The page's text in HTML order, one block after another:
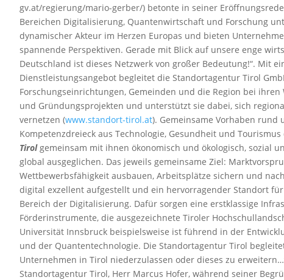
gv.at/regierung/mario-gerber/) betonte in seiner
Bereichen Digitalisierung, Quantenwirtschaft und Forschung
dynamischer Akteur im Herzen Europas und bieten
spannende Perspektiven. Gerade mit Blick auf unsere enge
Deutschland ist dieses Netzwerk von großer Bedeutung!“. Mit
Dienstleistungsangebot begleitet die Standortagentur Tirol
Forschungseinrichtungen, Gemeinden und die Region bei
und Gründungsprojekten und unterstützt sie dabei, sich
vernetzen (www.standort-tirol.at). Gemeinsame Vorhaben rund
Kompetenzdreieck aus Technologie, Gesundheit und
Tirolgemeinsam mit ihnen ökonomisch und ökologisch, sozial
global ausgeglichen. Das jeweils gemeinsame Ziel:
Wettbewerbsfähigkeit ausbauen, Arbeitsplätze sichern und
digital exzellent aufgestellt und ein hervorragender Standort
Bereich der Digitalisierung. Dafür sorgen eine erstklassige
Förderinstrumente, die ausgezeichnete Tiroler
Universität Innsbruck beispielsweise ist führend in der
und der Quantentechnologie. Die Standortagentur Tirol
Unternehmen in Tirol niederzulassen oder dieses zu
Standortagentur Tirol, Herr Marcus Hofer, während seiner